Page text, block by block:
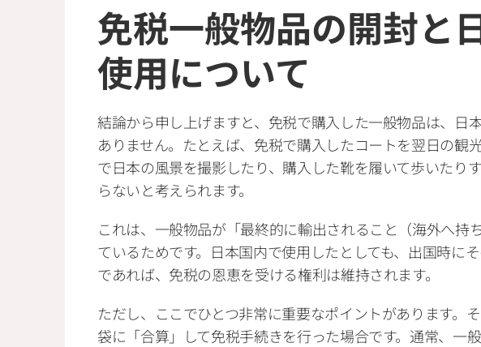
免税一般物品の開封と
使用について
結論から申し上げますと、免税で購入した一般物品は、日
ありません。たとえば、免税で購入したコートを翌日の観
で日本の風景を撮影したり、購入した靴を履いて歩いたり
らないと考えられます。
これは、一般物品が「最終的に輸出されること（海外へ持
ているためです。日本国内で使用したとしても、出国時に
であれば、免税の恩恵を受ける権利は維持されます。
ただし、ここでひとつ非常に重要なポイントがあります。
袋に「合算」して免税手続きを行った場合です。通常、一